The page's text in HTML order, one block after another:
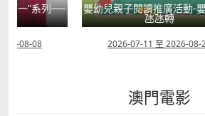
第一”系列──
08-08
嬰幼兒親子閱讀推廣活動-
氹氹轉
2026-07-11 至 2026-08-
澳門電影